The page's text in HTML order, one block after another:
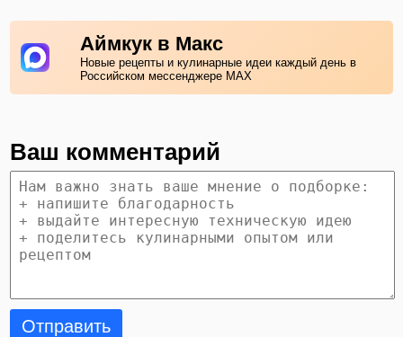
Аймкук в Макс
Новые рецепты и кулинарные идеи каждый день в
Российском мессенджере MAX
Ваш комментарий
Отправить